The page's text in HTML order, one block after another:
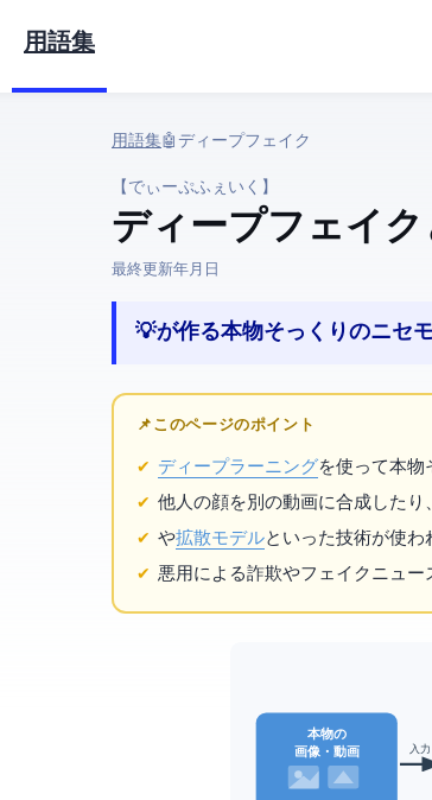
用語集
用語集› 🤖 AI › ディープフェイク
【でぃーぷふぇいく】
ディープフェイク
最終更新:2026年3月25日
💡 AIが作る本物そっくりのニセ
📌 このページのポイント
ディープラーニングを使って本物
他人の顔を別の動画に合成したり
や拡散モデルといったAI技術が使
悪用による詐欺やフェイクニュー
本物の
画像・動画 入力